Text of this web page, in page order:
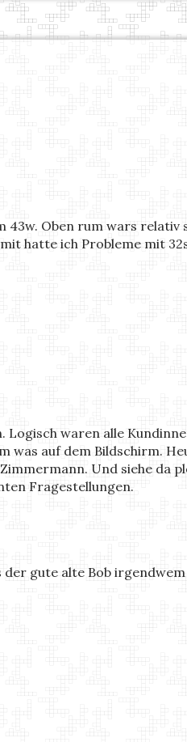
43w. Oben rum wars relativ
hatte ich Probleme mit
waren alle
was auf dem Bildschirm.
Und siehe da
Fragestellungen.
gute alte Bob